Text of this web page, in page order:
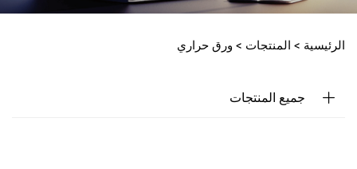
الرئيسية > المنتجات > ورق حراري
جميع المنتجات